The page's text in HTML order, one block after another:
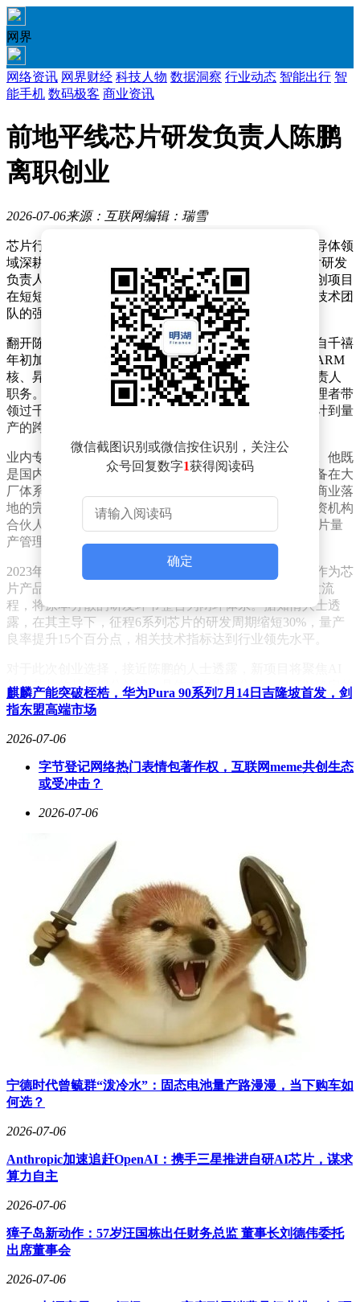
网界
网络资讯 网界财经 科技人物 数据洞察 行业动态 智能出行 智
能手机 数码极客 商业资讯
前地平线芯片研发负责人陈鹏
离职创业
2026-07-06来源：互联网编辑：瑞雪
芯片行业资深专家陈鹏近日开启人生新篇章。这位在半导体领
域深耕多年的技术领军者，已于4月下旬辞去地平线芯片研发
负责人职务，转而投身创业浪潮。值得关注的是，其新创项目
在短短两个月内便完成种子轮融资，展现出资本市场对技术团
队的强烈信心。
翻开陈鹏的职业履历，堪称中国芯片产业发展的缩影。自千禧
年初加入海思半导体后，他先后主导鲲鹏处理器、泰山ARM
核、昇腾AI芯片等重大项目研发，历任多个核心部门负责人
职务。在长达二十年的技术攻坚中，这位低调的技术管理者带
领过千人规模的研发团队，成功实现多款高端芯片从设计到量
产的跨越，其中不乏出货量达千万级的标志性产品。
业内专家指出，陈鹏的独特价值在于其复合型经验积累。他既
是国内最早涉足先进制程算力芯片的开拓者之一，又具备在大
厂体系与初创环境中双重带队经验。这种从技术预研到商业落
地的完整能力链，在当今芯片行业尤为稀缺。某知名投资机构
合伙人评价称："同时掌握7nm以下制程研发与千万级芯片量
产管理的人才，在国内屈指可数。"
2023年加入地平线后，陈鹏迅速展现出战略整合能力。作为芯
片产品线总裁兼征程6系列总设计师，他重构了产品开发流
程，将原本分散的研发环节整合为闭环体系。据知情人士透
露，在其主导下，征程6系列芯片的研发周期缩短30%，量产
良率提升15个百分点，相关技术指标达到行业领先水平。
算力芯片的某个细分领域，具体方向尚未公开。但可以确定的
是，其核心团队汇聚了多位具有国际顶尖芯片公司背景的技术
专家，种子轮投资方包含多家知名产业资本。这种"技术+产
业"的资源配置模式，与陈鹏过往的成功经验形成有效呼应。
微信截图识别或微信按住识别，关注公
众号回复数字1获得阅读码
确定
麒麟产能突破桎梏，华为Pura 90系列7月14日吉隆坡首发，剑
指东盟高端市场
2026-07-06
字节登记网络热门表情包著作权，互联网meme共创生态
或受冲击？
2026-07-06
宁德时代曾毓群“泼冷水”：固态电池量产路漫漫，当下购车如
何选？
2026-07-06
Anthropic加速追赶OpenAI：携手三星推进自研AI芯片，谋求
算力自主
2026-07-06
獐子岛新动作：57岁汪国栋出任财务总监 董事长刘德伟委托
出席董事会
2026-07-06